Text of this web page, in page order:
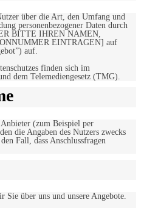
über die Art, den Umfang und
personenbezogener Daten durch
BITTE IHREN NAMEN,
EINTRAGEN] auf
auf.
finden sich im
dem Telemediengesetz (TMG).
(zum Beispiel per
die Angaben des Nutzers zwecks
Fall, dass Anschlussfragen
über uns und unsere Angebote.